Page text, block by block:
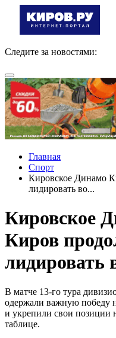
Следите за новостями:
Главная
Спорт
Кировское Динамо
лидировать во...
Кировское
Киров
лидировать
В матче 13-го тура
одержали важную победу
и укрепили свои позиции
таблице.